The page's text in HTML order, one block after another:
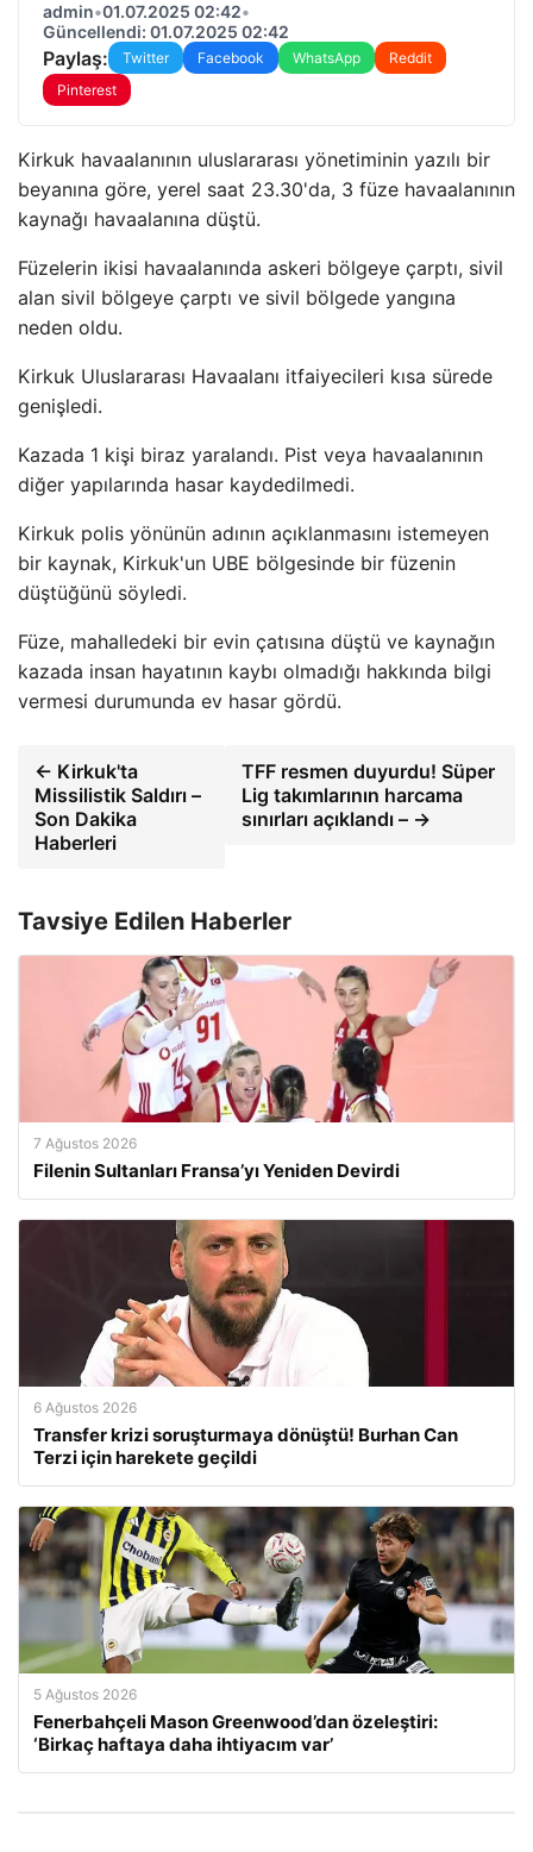
admin•01.07.2025 02:42•
Güncellendi: 01.07.2025 02:42
Paylaş: Twitter Facebook WhatsApp
Reddit
Pinterest
Kirkuk havaalanının uluslararası yönetiminin yazılı bir
beyanına göre, yerel saat 23.30'da, 3 füze havaalanının
kaynağı havaalanına düştü.
Füzelerin ikisi havaalanında askeri bölgeye çarptı, sivil
alan sivil bölgeye çarptı ve sivil bölgede yangına
neden oldu.
Kirkuk Uluslararası Havaalanı itfaiyecileri kısa sürede
genişledi.
Kazada 1 kişi biraz yaralandı. Pist veya havaalanının
diğer yapılarında hasar kaydedilmedi.
Kirkuk polis yönünün adının açıklanmasını istemeyen
bir kaynak, Kirkuk'un UBE bölgesinde bir füzenin
düştüğünü söyledi.
Füze, mahalledeki bir evin çatısına düştü ve kaynağın
kazada insan hayatının kaybı olmadığı hakkında bilgi
vermesi durumunda ev hasar gördü.
← Kirkuk'ta
Missilistik Saldırı –
Son Dakika
Haberleri
TFF resmen duyurdu! Süper
Lig takımlarının harcama
sınırları açıklandı – →
Tavsiye Edilen Haberler
7 Ağustos 2026
Filenin Sultanları Fransa’yı Yeniden Devirdi
6 Ağustos 2026
Transfer krizi soruşturmaya dönüştü! Burhan Can
Terzi için harekete geçildi
5 Ağustos 2026
Fenerbahçeli Mason Greenwood’dan özeleştiri:
‘Birkaç haftaya daha ihtiyacım var’